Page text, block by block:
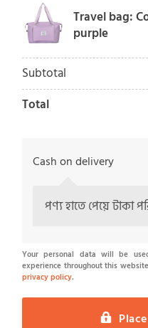
Travel bag:
purple
Subtotal
Total
Cash on delivery
পণ্য হাতে পেয়ে টাকা
Your personal data will be
experience throughout this
privacy policy.